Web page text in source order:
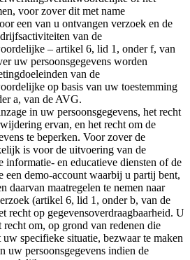
voor zover dit met name
een van u ontvangen verzoek en de
van de
– artikel 6, lid 1, onder f, van
uw persoonsgegevens worden
van de
op basis van uw toestemming
a, van de AVG.
in uw persoonsgegevens, het recht
ervan, en het recht om de
te beperken. Voor zover de
is voor de uitvoering van de
informatie- en educatieve diensten of de
een demo-account waarbij u partij bent,
daarvan maatregelen te nemen naar
(artikel 6, lid 1, onder b, van de
recht op gegevensoverdraagbaarheid. U
recht om, op grond van redenen die
specifieke situatie, bezwaar te maken
uw persoonsgegevens indien de